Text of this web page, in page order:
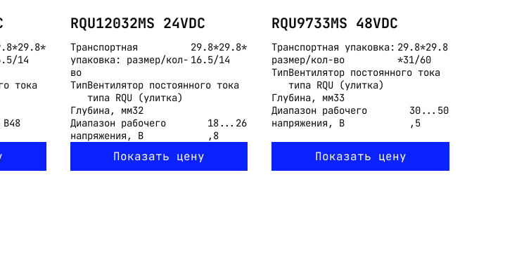
14
тока
В48
RQU12032MS 24VDC
Транспортная
упаковка: размер/кол-
во
29.8*29.8*
16.5/14
ТипВентилятор постоянного тока
типа RQU (улитка)
Глубина, мм32
Диапазон рабочего
напряжения, В
18...26
,8
Показать цену
RQU9733MS 48VDC
Транспортная упаковка:
размер/кол-во
29.8*29.8
*31/60
ТипВентилятор постоянного тока
типа RQU (улитка)
Глубина, мм33
Диапазон рабочего
напряжения, В
30...50
,5
Показать цену